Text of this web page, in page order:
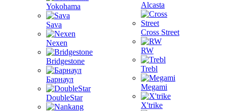
Yokohama
Sava
Nexen
Bridgestone
Барнаул
DoubleStar
Alcasta
Cross Street
RW
Trebl
Megami
X'trike